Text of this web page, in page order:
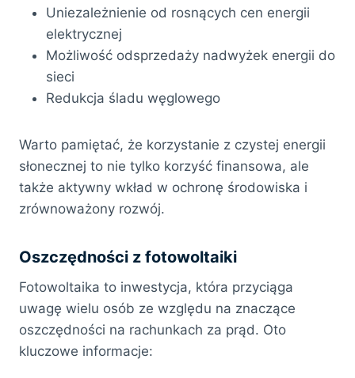
Uniezależnienie od rosnących cen energii
elektrycznej
Możliwość odsprzedaży nadwyżek energii do
sieci
Redukcja śladu węglowego
Warto pamiętać, że korzystanie z czystej energii
słonecznej to nie tylko korzyść finansowa, ale
także aktywny wkład w ochronę środowiska i
zrównoważony rozwój.
Oszczędności z fotowoltaiki
Fotowoltaika to inwestycja, która przyciąga
uwagę wielu osób ze względu na znaczące
oszczędności na rachunkach za prąd. Oto
kluczowe informacje: